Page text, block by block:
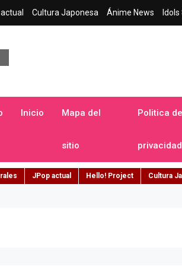
Cultura Japonesa Ánime News Idols
Inicio Mapa del
sitio
Politica de
privacidad
JPop actual Hello! Project Cultura